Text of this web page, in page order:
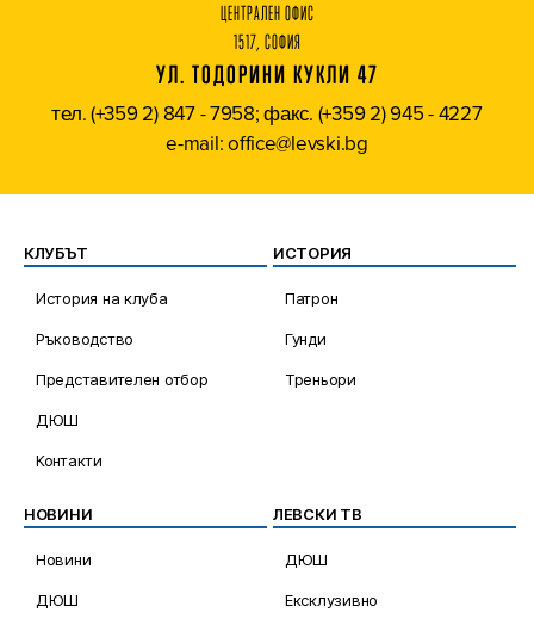
ЦЕНТРАЛЕН ОФИС
1517, СОФИЯ
УЛ. ТОДОРИНИ КУКЛИ 47
тел. (+359 2) 847 - 7958; факс. (+359 2) 945 - 4227
e-mail: office@levski.bg
КЛУБЪТ
История на клуба
Ръководство
Представителен отбор
ДЮШ
Контакти
ИСТОРИЯ
Патрон
Гунди
Треньори
НОВИНИ
Новини
ДЮШ
ЛЕВСКИ ТВ
ДЮШ
Ексклузивно